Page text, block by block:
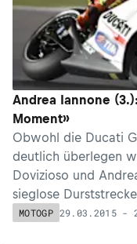
Andrea Iannone
Moment»
Obwohl die Ducati
deutlich überlegen
Dovizioso und
sieglose
beenden.
MOTOGP 29.03.2015 -